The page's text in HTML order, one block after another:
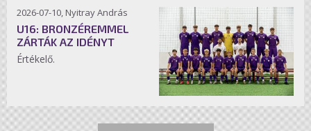
2026-07-10, Nyitray András
U16: BRONZÉREMMEL
ZÁRTÁK AZ IDÉNYT
Értékelő.